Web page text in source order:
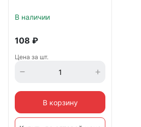
В наличии
108 ₽
Цена за шт.
В корзину